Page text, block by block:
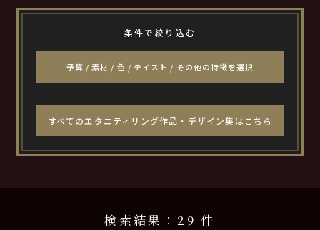
条件で絞り込む
予算 / 素材 / 色 / テイスト / その他の特徴を選択
すべてのエタニティリング作品・デザイン集はこちら
検索結果： 29 件